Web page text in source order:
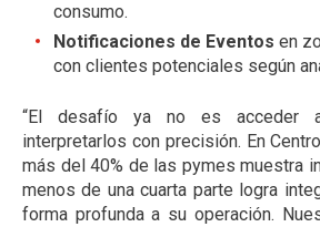
consumo.
Notificaciones de Eventos en
con clientes potenciales según
“El desafío ya no es acceder
interpretarlos con precisión. En
más del 40% de las pymes muestra
menos de una cuarta parte logra
forma profunda a su operación.